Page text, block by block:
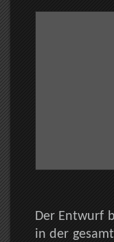
Der Entwurf
in der